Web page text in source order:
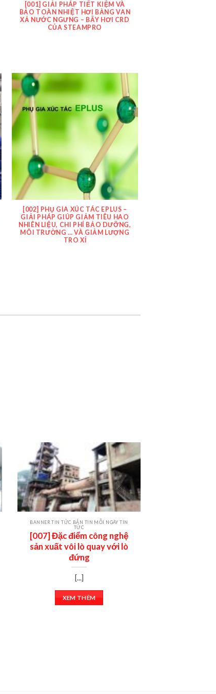
[001] GIẢI PHÁP TIẾT KIỆM VÀ
BẢO TOÀN NHIỆT HƠI BẰNG VAN
XẢ NƯỚC NGƯNG – BẪY HƠI CRD
CỦA STEAMPRO
[002] PHỤ GIA XÚC TÁC EPLUS –
GIẢI PHÁP GIÚP GIẢM TIÊU HAO
NHIÊN LIỆU, CHI PHÍ BẢO DƯỠNG,
MÔI TRƯỜNG … VÀ GIẢM LƯỢNG
TRO XỈ
BANNER TIN TỨC BẢN TIN MỖI NGÀY TIN
TỨC
[007] Đặc điểm công nghệ
sản xuất vôi lò quay với lò
đứng
[...]
XEM THÊM